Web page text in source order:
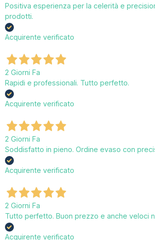
Positiva esperienza per la celerità e
prodotti.
Acquirente verificato
2 Giorni Fa
Rapidi e professionali. Tutto perfetto.
Acquirente verificato
2 Giorni Fa
Soddisfatto in pieno. Ordine evaso con
Acquirente verificato
2 Giorni Fa
Tutto perfetto. Buon prezzo e anche veloci
Acquirente verificato